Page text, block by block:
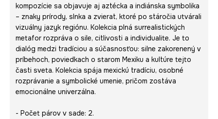
kompozície sa objavuje aj aztécka a indiánska symbolika
– znaky prírody, slnka a zvierat, ktoré po stáročia utvárali
vizuálny jazyk regiónu. Kolekcia plná surrealistických
metafor rozpráva o sile, citlivosti a individualite. Je to
dialóg medzi tradíciou a súčasnosťou: silne zakorenený v
príbehoch, poviedkach o starom Mexiku a kultúre tejto
časti sveta. Kolekcia spája mexickú tradíciu, osobné
rozprávanie a symbolické umenie, pričom zostáva
emocionálne univerzálna.
- Počet párov v sade: 2.